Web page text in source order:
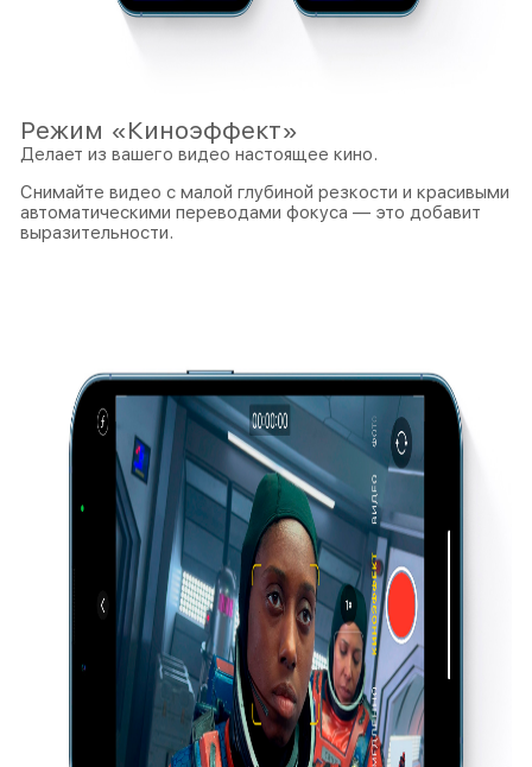
Режим «Киноэффект»
Делает из вашего видео настоящее кино.
Снимайте видео с малой глубиной резкости и красивыми
автоматическими переводами фокуса — это добавит
выразительности.